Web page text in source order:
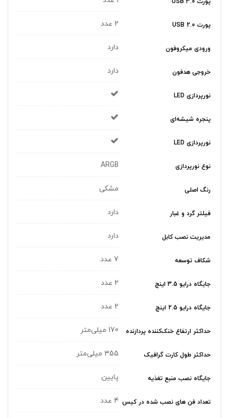
پورت USB 2.0 2 عدد
ورودی میکروفون دارد
خروجی هدفون دارد
نورپردازی LED
پنجره شیشه‌ای
نورپردازی LED
نوع نورپردازی ARGB
رنگ اصلی مشکی
فیلتر گرد و غبار دارد
مدیریت نصب کابل دارد
شکاف توسعه 7 عدد
جایگاه درایو 3.5 اینچ 2 عدد
جایگاه درایو 2.5 اینچ 2 عدد
حداکثر ارتفاع خنک‌کننده پردازنده 170 میلی‌متر
حداکثر طول کارت گرافیک 355 میلی‌متر
جایگاه نصب منبع تغذیه پایین
تعداد فن های نصب شده در کیس 4 عدد